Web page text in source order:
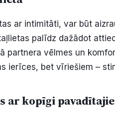
ar intimitāti, var būt
palīdz dažādot
partnera vēlmes un
ierīces, bet vīriešiem –
ar kopīgi